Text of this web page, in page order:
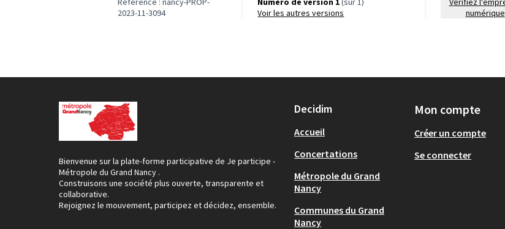
2023-11-3094
voir les autres versions
numérique
Bienvenue sur la plate-forme participative de Je participe -
Métropole du Grand Nancy .
Construisons une société plus ouverte, transparente et
collaborative.
Rejoignez le mouvement, participez et décidez, ensemble.
Decidim
Accueil
Concertations
Métropole du Grand
Nancy
Communes du Grand
Nancy
Mon compte
Créer un compte
Se connecter